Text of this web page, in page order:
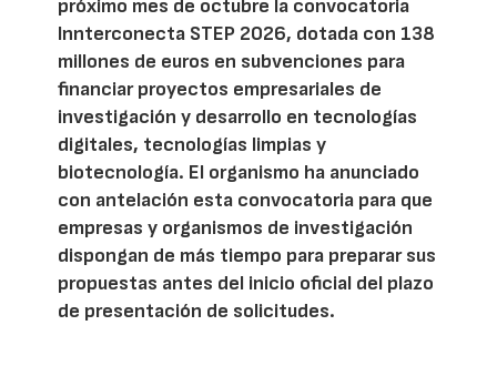
próximo mes de octubre la convocatoria
Innterconecta STEP 2026, dotada con 138
millones de euros en subvenciones para
financiar proyectos empresariales de
investigación y desarrollo en tecnologías
digitales, tecnologías limpias y
biotecnología. El organismo ha anunciado
con antelación esta convocatoria para que
empresas y organismos de investigación
dispongan de más tiempo para preparar sus
propuestas antes del inicio oficial del plazo
de presentación de solicitudes.